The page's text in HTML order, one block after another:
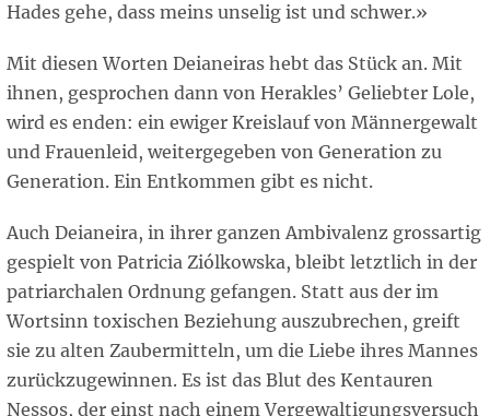
Hades gehe, dass meins unselig ist und schwer.»
Mit diesen Worten Deianeiras hebt das Stück an. Mit
ihnen, gesprochen dann von Herakles’ Geliebter Lole,
wird es enden: ein ewiger Kreislauf von Männergewalt
und Frauenleid, weitergegeben von Generation zu
Generation. Ein Entkommen gibt es nicht.
Auch Deianeira, in ihrer ganzen Ambivalenz grossartig
gespielt von Patricia Ziólkowska, bleibt letztlich in der
patriarchalen Ordnung gefangen. Statt aus der im
Wortsinn toxischen Beziehung auszubrechen, greift
sie zu alten Zaubermitteln, um die Liebe ihres Mannes
zurückzugewinnen. Es ist das Blut des Kentauren
Nessos, der einst nach einem Vergewaltigungsversuch